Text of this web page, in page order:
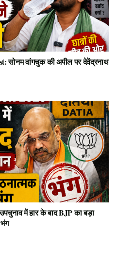
सोनम वांगचुक की अपील पर देवेंद्रनाथ
में हार के बाद BJP का बड़ा